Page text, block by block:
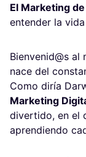
El Marketing
entender la
Bienvenid@s
nace del
Como diría
Marketing
divertido, en el
aprendiendo